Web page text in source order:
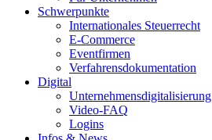
Schwerpunkte
Internationales Steuerrecht
E-Commerce
Eventfirmen
Verfahrensdokumentation
Digital
Unternehmensdigitalisierung
Video-FAQ
Logins